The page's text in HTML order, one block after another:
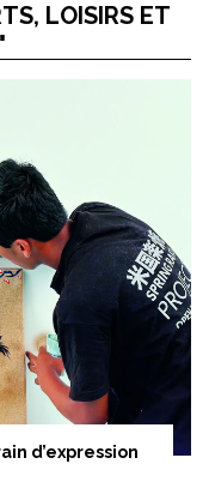
LOISIRS ET
d’expression